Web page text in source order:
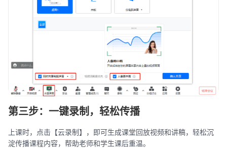
第三步：一键录制，轻松传播
上课时，点击【云录制】，即可生成课堂回放视频和讲稿，轻松沉
淀传播课程内容，帮助老师和学生课后重温。